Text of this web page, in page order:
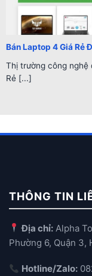
Bán Laptop 4 Giá Rẻ
Thị trường công nghệ
Rẻ [...]
THÔNG TIN
Địa chỉ: Alpha
Phường 6, Quận 3,
Hotline/Zalo: